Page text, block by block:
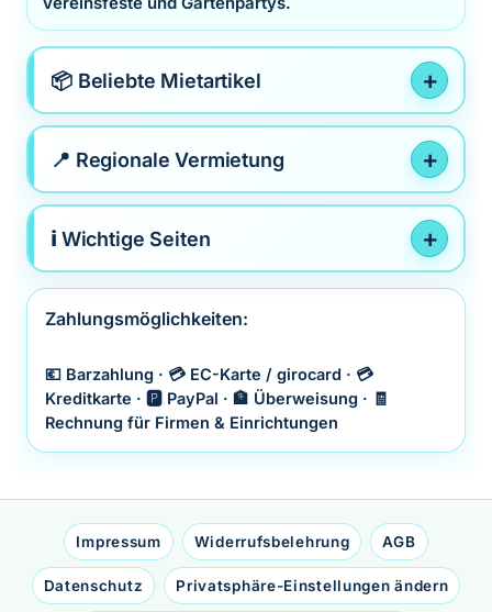
📦 Beliebte Mietartikel
📍 Regionale Vermietung
ℹ️ Wichtige Seiten
Zahlungsmöglichkeiten:
💶 Barzahlung · 💳 EC-Karte / girocard · 💳
Kreditkarte · 🅿️ PayPal · 🏦 Überweisung · 🧾
Rechnung für Firmen & Einrichtungen
Impressum Widerrufsbelehrung AGB
Datenschutz Privatsphäre-Einstellungen ändern